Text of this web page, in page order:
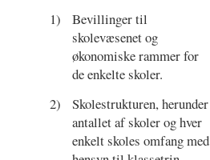
1)
Bevillinger til
skolevæsenet og
økonomiske rammer for
de enkelte skoler.
2)
Skolestrukturen, herunder
antallet af skoler og hver
enkelt skoles omfang med